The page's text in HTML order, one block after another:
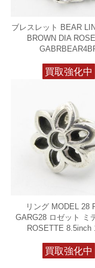
ブレスレット BEAR
BROWN DIA
買取強化中
リング MODEL 28
GARG28 ロゼット ミ
ROSETTE 8.5inch
買取強化中